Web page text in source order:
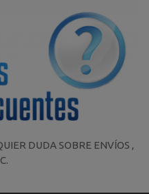
DUDA SOBRE ENVÍOS ,